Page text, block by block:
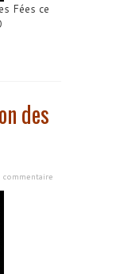
Fées ce
des
commentaire